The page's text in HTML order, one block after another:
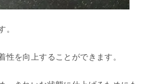
。
を向上することができます。